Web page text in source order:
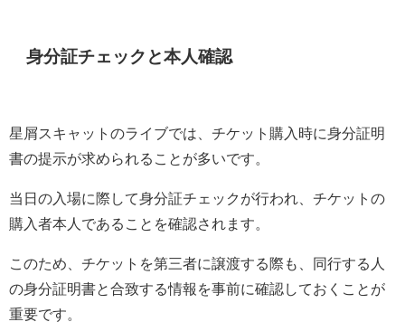
身分証チェックと本人確認
星屑スキャットのライブでは、チケット購入時に身分証明
書の提示が求められることが多いです。
当日の入場に際して身分証チェックが行われ、チケットの
購入者本人であることを確認されます。
このため、チケットを第三者に譲渡する際も、同行する人
の身分証明書と合致する情報を事前に確認しておくことが
重要です。